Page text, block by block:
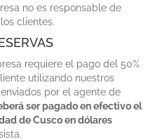
no es responsable de
clientes.
requiere el pago del 50%
utilizando nuestros
por el agente de
ser pagado en efectivo el
de Cusco en dólares